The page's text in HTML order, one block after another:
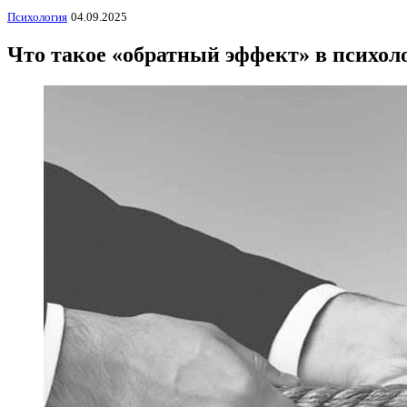
Психология 04.09.2025
Что такое «обратный эффект» в